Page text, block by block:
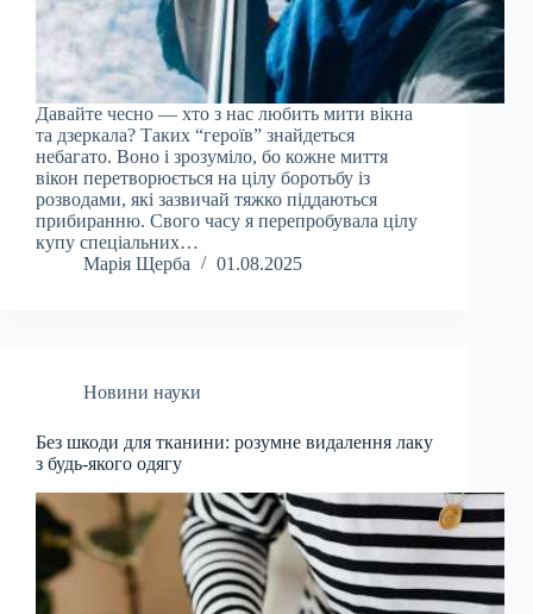
Давайте чесно — хто з нас любить мити вікна
та дзеркала? Таких “героїв” знайдеться
небагато. Воно і зрозуміло, бо кожне миття
вікон перетворюється на цілу боротьбу із
розводами, які зазвичай тяжко піддаються
прибиранню. Свого часу я перепробувала цілу
купу спеціальних…
Марія Щерба
01.08.2025
Новини науки
Без шкоди для тканини: розумне видалення лаку
з будь-якого одягу